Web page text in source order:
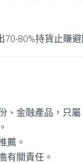
80%持貨止賺避
、金融產品，只屬
薦。
有關責任。